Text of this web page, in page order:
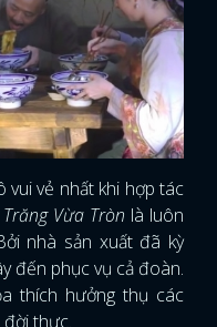
vui vẻ nhất khi hợp tác
Vừa Tròn là luôn
nhà sản xuất đã kỳ
đến phục vụ cả đoàn.
thích hưởng thụ các
thực.